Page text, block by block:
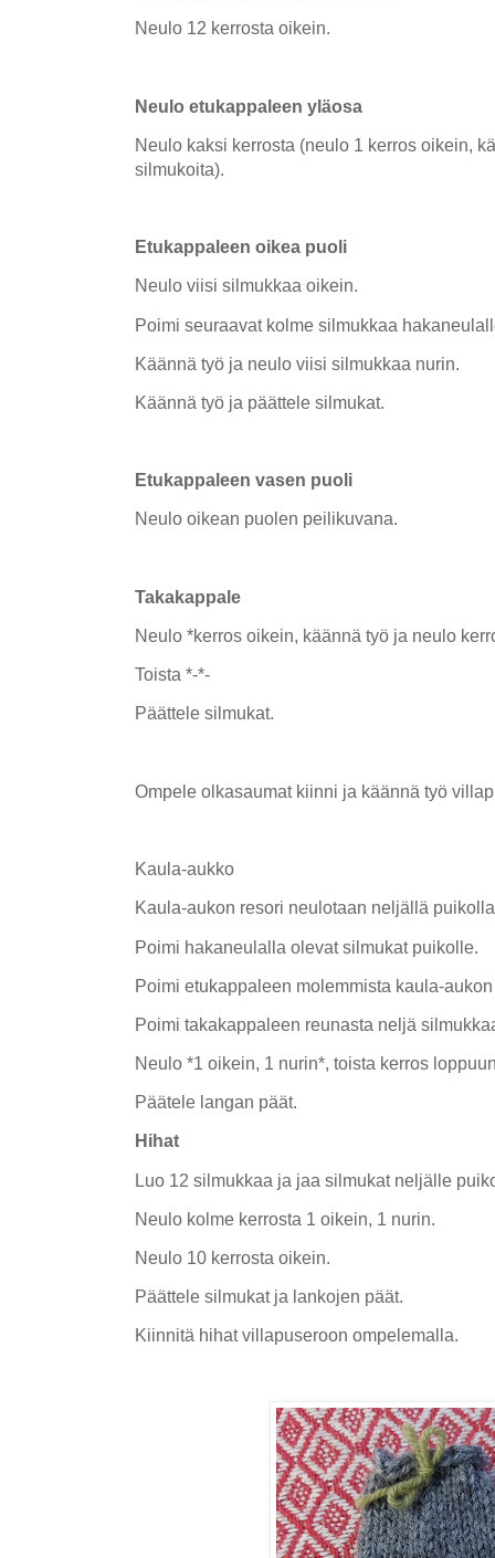
Neulo 12 kerrosta oikein.
Neulo etukappaleen yläosa
Neulo kaksi kerrosta (neulo 1 kerros oikein,
silmukoita).
Etukappaleen oikea puoli
Neulo viisi silmukkaa oikein.
Poimi seuraavat kolme silmukkaa
Käännä työ ja neulo viisi silmukkaa nurin.
Käännä työ ja päättele silmukat.
Etukappaleen vasen puoli
Neulo oikean puolen peilikuvana.
Takakappale
Neulo *kerros oikein, käännä työ ja neulo
Toista *-*-
Päättele silmukat.
Ompele olkasaumat kiinni ja käännä työ
Kaula-aukko
Kaula-aukon resori neulotaan neljällä
Poimi hakaneulalla olevat silmukat puikolle.
Poimi etukappaleen molemmista kaula-
Poimi takakappaleen reunasta neljä
Neulo *1 oikein, 1 nurin*, toista kerros
Päätele langan päät.
Hihat
Luo 12 silmukkaa ja jaa silmukat neljälle
Neulo kolme kerrosta 1 oikein, 1 nurin.
Neulo 10 kerrosta oikein.
Päättele silmukat ja lankojen päät.
Kiinnitä hihat villapuseroon ompelemalla.